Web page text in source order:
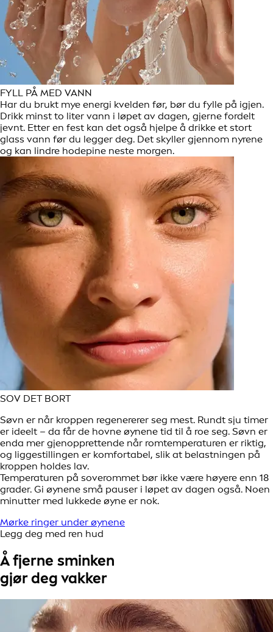
FYLL PÅ MED VANN
Har du brukt mye energi kvelden før, bør du fylle på igjen.
Drikk minst to liter vann i løpet av dagen, gjerne fordelt
jevnt. Etter en fest kan det også hjelpe å drikke et stort
glass vann før du legger deg. Det skyller gjennom nyrene
og kan lindre hodepine neste morgen.
SOV DET BORT
Søvn er når kroppen regenererer seg mest. Rundt sju timer
er ideelt – da får de hovne øynene tid til å roe seg. Søvn er
enda mer gjenopprettende når romtemperaturen er riktig,
og liggestillingen er komfortabel, slik at belastningen på
kroppen holdes lav.
Temperaturen på soverommet bør ikke være høyere enn 18
grader. Gi øynene små pauser i løpet av dagen også. Noen
minutter med lukkede øyne er nok.
Mørke ringer under øynene
Legg deg med ren hud
Å fjerne sminken
gjør deg vakker